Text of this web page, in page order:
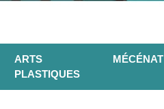
ARTS
PLASTIQUES
MÉCÉNAT